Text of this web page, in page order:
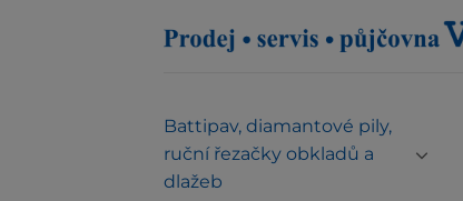
Battipav, diamantové pily,
ruční řezačky obkladů a
dlažeb